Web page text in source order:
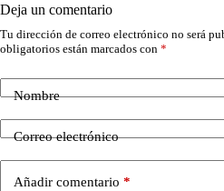
Deja un comentario
Tu dirección de correo electrónico no será
obligatorios están marcados con *
Nombre
Correo electrónico
Añadir comentario *